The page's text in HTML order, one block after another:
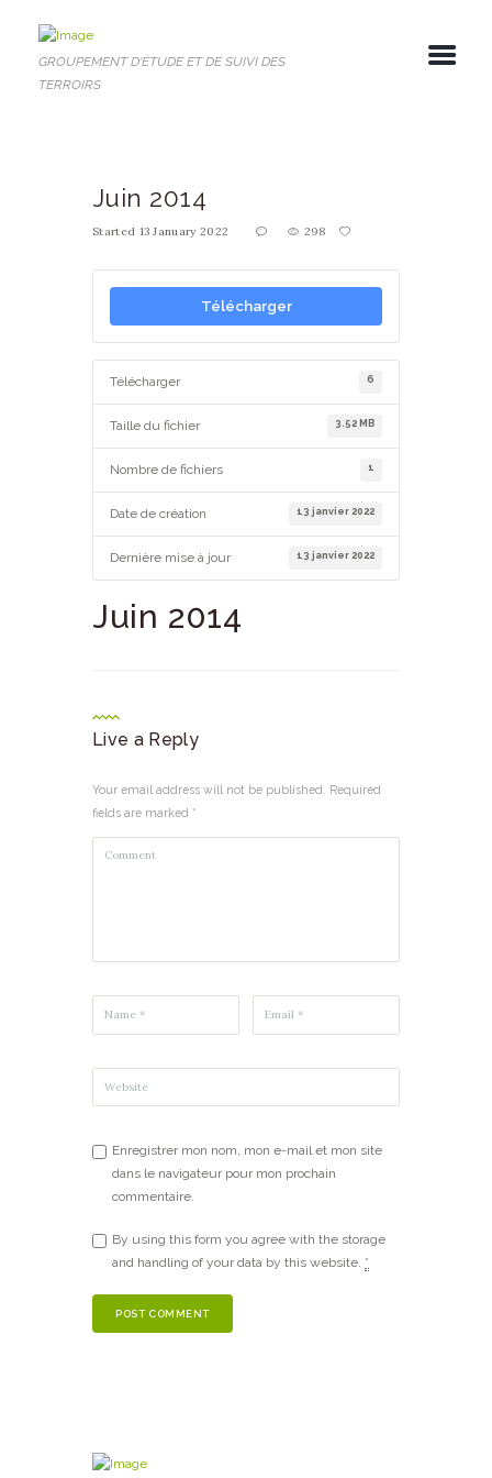
GROUPEMENT D'ÉTUDE ET DE SUIVI DES
TERROIRS
Juin 2014
Started 13 January 2022 298
Télécharger
Télécharger 6
Taille du fichier 3.52 MB
Nombre de fichiers 1
Date de création 13 janvier 2022
Dernière mise à jour 13 janvier 2022
Juin 2014
Live a Reply
Your email address will not be published. Required
fields are marked *
Enregistrer mon nom, mon e-mail et mon site
dans le navigateur pour mon prochain
commentaire.
By using this form you agree with the storage
and handling of your data by this website. *